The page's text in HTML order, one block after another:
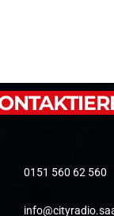
0151 560 62 560